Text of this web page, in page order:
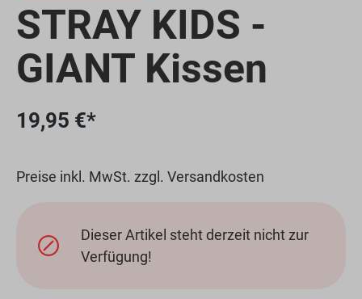
STRAY KIDS -
GIANT Kissen
19,95 €*
Preise inkl. MwSt. zzgl. Versandkosten
Dieser Artikel steht derzeit nicht zur
Verfügung!